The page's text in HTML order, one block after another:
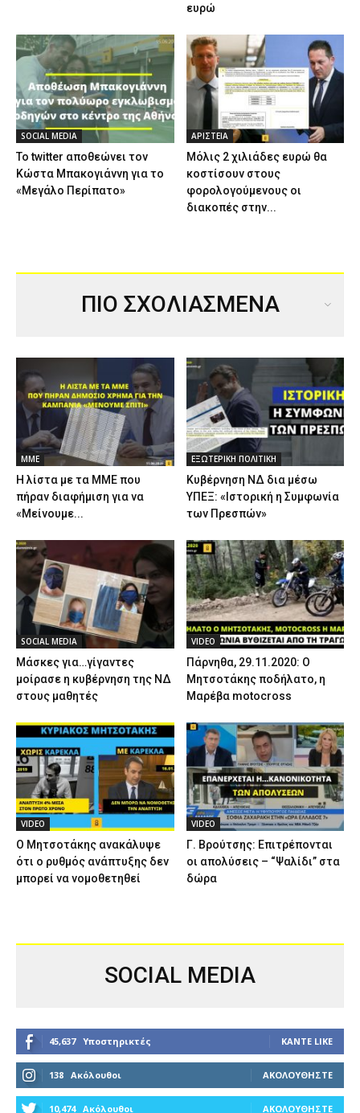
ευρώ
SOCIAL MEDIA
Το twitter αποθεώνει τον
Κώστα Μπακογιάννη για το
«Μεγάλο Περίπατο»
ΑΡΙΣΤΕΙΑ
Μόλις 2 χιλιάδες ευρώ θα
κοστίσουν στους
φορολογούμενους οι
διακοπές στην...
ΠΙΟ ΣΧΟΛΙΑΣΜΕΝΑ
ΜΜΕ
Η λίστα με τα ΜΜΕ που
πήραν διαφήμιση για να
«Μείνουμε...
ΕΞΩΤΕΡΙΚΗ ΠΟΛΙΤΙΚΗ
Κυβέρνηση ΝΔ δια μέσω
ΥΠΕΞ: «Ιστορική η Συμφωνία
των Πρεσπών»
SOCIAL MEDIA
Μάσκες για…γίγαντες
μοίρασε η κυβέρνηση της ΝΔ
στους μαθητές
VIDEO
Πάρνηθα, 29.11.2020: Ο
Μητσοτάκης ποδήλατο, η
Μαρέβα motocross
VIDEO
Ο Μητσοτάκης ανακάλυψε
ότι ο ρυθμός ανάπτυξης δεν
μπορεί να νομοθετηθεί
VIDEO
Γ. Βρούτσης: Επιτρέπονται
οι απολύσεις – “Ψαλίδι” στα
δώρα
SOCIAL MEDIA
45,637 Υποστηρικτές ΚΆΝΤΕ LIKE
138 Ακόλουθοι ΑΚΟΛΟΥΘΉΣΤΕ
10,474 Ακόλουθοι ΑΚΟΛΟΥΘΉΣΤΕ